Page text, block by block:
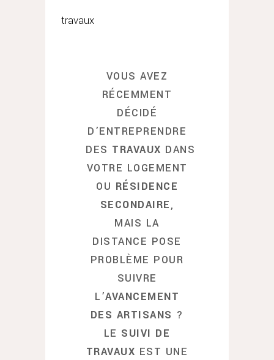
travaux
VOUS AVEZ
RÉCEMMENT
DÉCIDÉ
D’ENTREPRENDRE
DES TRAVAUX DANS
VOTRE LOGEMENT
OU RÉSIDENCE
SECONDAIRE,
MAIS LA
DISTANCE POSE
PROBLÈME POUR
SUIVRE
L’AVANCEMENT
DES ARTISANS ?
LE SUIVI DE
TRAVAUX EST UNE